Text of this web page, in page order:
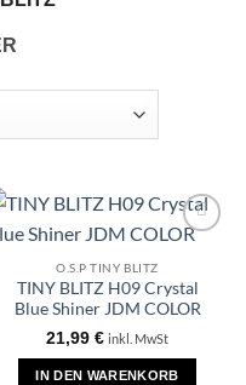
O.S.P TINY BLITZ
TINY BLITZ H09 Crystal
Blue Shiner JDM COLOR
21,99 € inkl. MwSt
IN DEN WARENKORB